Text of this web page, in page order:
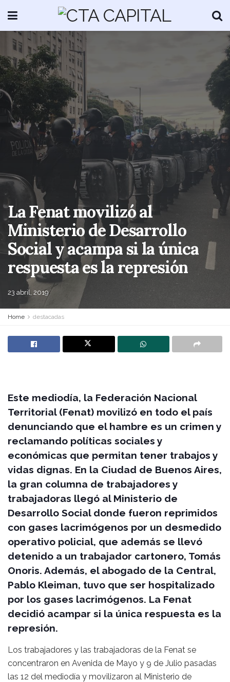
La Fenat movilizó al
Ministerio de Desarrollo
Social y acampa si la única
respuesta es la represión
23 abril, 2019
Home destacadas
Este mediodía, la Federación Nacional
Territorial (Fenat) movilizó en todo el país
denunciando que el hambre es un crimen y
reclamando políticas sociales y
económicas que permitan tener trabajos y
vidas dignas. En la Ciudad de Buenos Aires,
la gran columna de trabajadores y
trabajadoras llegó al Ministerio de
Desarrollo Social donde fueron reprimidos
con gases lacrimógenos por un desmedido
operativo policial, que además se llevó
detenido a un trabajador cartonero, Tomás
Onoris. Además, el abogado de la Central,
Pablo Kleiman, tuvo que ser hospitalizado
por los gases lacrimógenos. La Fenat
decidió acampar si la única respuesta es la
represión.
Los trabajadores y las trabajadoras de la Fenat se
concentraron en Avenida de Mayo y 9 de Julio pasadas
las 12 del mediodía y movilizaron al Ministerio de